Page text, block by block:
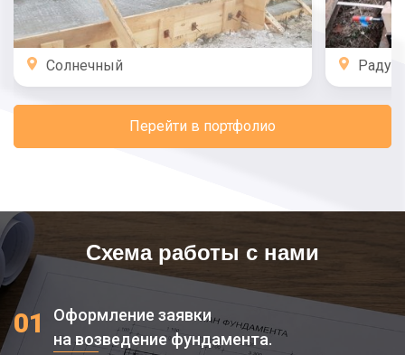
Солнечный
Перейти в портфолио
Схема работы с нами
01
Оформление заявки
на возведение фундамента.